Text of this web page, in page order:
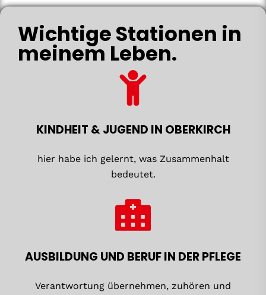
Wichtige Stationen in
meinem Leben.
KINDHEIT & JUGEND IN OBERKIRCH
hier habe ich gelernt, was Zusammenhalt
bedeutet.
AUSBILDUNG UND BERUF IN DER PFLEGE
Verantwortung übernehmen, zuhören und